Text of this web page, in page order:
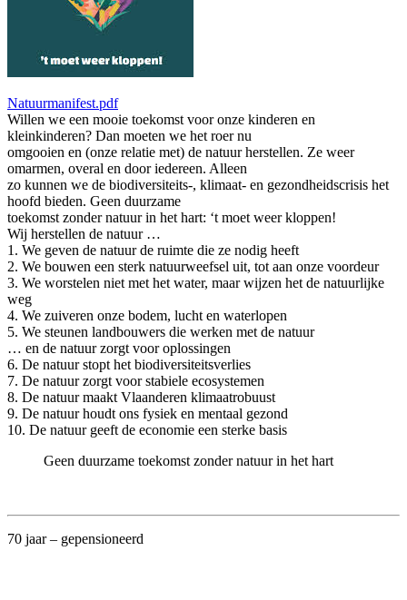
Natuurmanifest.pdf
Willen we een mooie toekomst voor onze kinderen en
kleinkinderen? Dan moeten we het roer nu
omgooien en (onze relatie met) de natuur herstellen. Ze weer
omarmen, overal en door iedereen. Alleen
zo kunnen we de biodiversiteits-, klimaat- en gezondheidscrisis het
hoofd bieden. Geen duurzame
toekomst zonder natuur in het hart: ‘t moet weer kloppen!
Wij herstellen de natuur …
1. We geven de natuur de ruimte die ze nodig heeft
2. We bouwen een sterk natuurweefsel uit, tot aan onze voordeur
3. We worstelen niet met het water, maar wijzen het de natuurlijke
weg
4. We zuiveren onze bodem, lucht en waterlopen
5. We steunen landbouwers die werken met de natuur
… en de natuur zorgt voor oplossingen
6. De natuur stopt het biodiversiteitsverlies
7. De natuur zorgt voor stabiele ecosystemen
8. De natuur maakt Vlaanderen klimaatrobuust
9. De natuur houdt ons fysiek en mentaal gezond
10. De natuur geeft de economie een sterke basis
Geen duurzame toekomst zonder natuur in het hart
70 jaar – gepensioneerd